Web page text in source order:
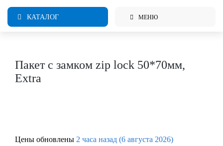
КАТАЛОГ МЕНЮ
Пакет с замком zip lock 50*70мм,
Extra
Цены обновлены 2 часа назад (6 августа 2026)